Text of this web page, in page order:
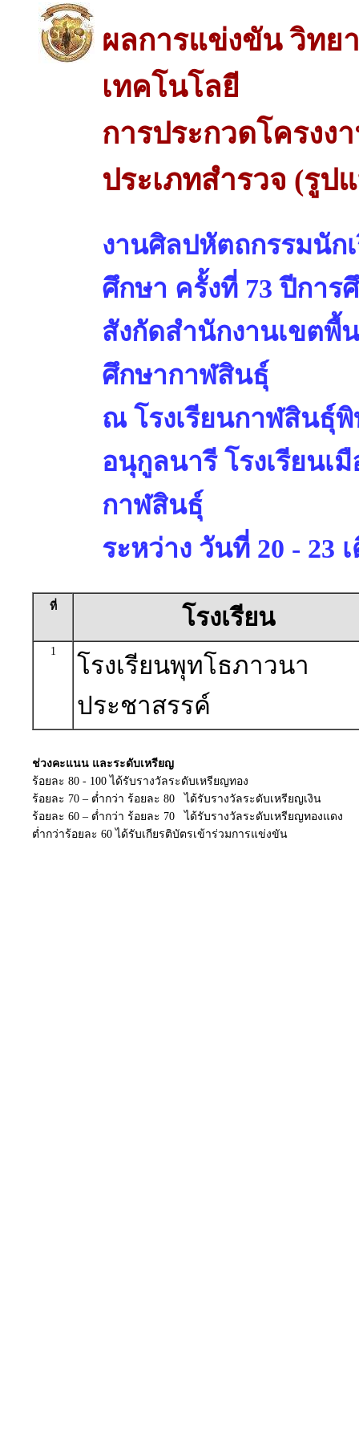
ผลการแข่งขัน วิทย
เทคโนโลยี
การประกวดโครงง
ประเภทสำรวจ (รูป
งานศิลปหัตถกรรมนัก
ศึกษา ครั้งที่ 73 ปีการ
สังกัดสำนักงานเขตพื้
ศึกษากาฬสินธุ์
ณ โรงเรียนกาฬสินธุ์พิ
อนุกูลนารี โรงเรียนเ
กาฬสินธุ์
ระหว่าง วันที่ 20 - 23
ที่ โรงเรียน
1
โรงเรียนพุทโธภาวนา
ประชาสรรค์
ช่วงคะแนน และระดับเหรียญ
ร้อยละ 80 - 100 ได้รับรางวัลระดับเหรียญทอง
ร้อยละ 70 – ต่ำกว่า ร้อยละ 80 ได้รับรางวัลระดับเหรียญเงิน
ร้อยละ 60 – ต่ำกว่า ร้อยละ 70 ได้รับรางวัลระดับเหรียญทองแดง
ต่ำกว่าร้อยละ 60 ได้รับเกียรติบัตรเข้าร่วมการแข่งขัน